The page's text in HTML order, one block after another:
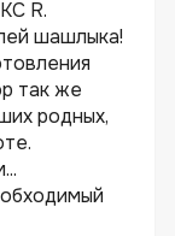
R.
шашлыка!
так же
родных,